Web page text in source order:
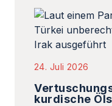
24. Juli 2026
kurdische